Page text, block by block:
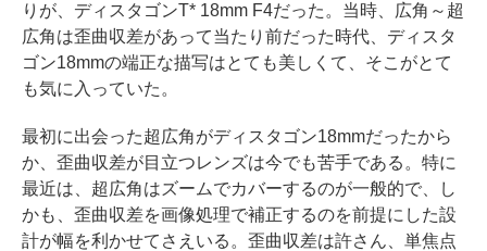
りが、ディスタゴンT* 18mm F4だった。当時、広角～超
広角は歪曲収差があって当たり前だった時代、ディスタ
ゴン18mmの端正な描写はとても美しくて、そこがとて
も気に入っていた。
最初に出会った超広角がディスタゴン18mmだったから
か、歪曲収差が目立つレンズは今でも苦手である。特に
最近は、超広角はズームでカバーするのが一般的で、し
かも、歪曲収差を画像処理で補正するのを前提にした設
計が幅を利かせてさえいる。歪曲収差は許さん、単焦点